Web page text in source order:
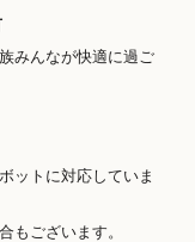
みんなが快適に過ご
ットに対応していま
もございます。